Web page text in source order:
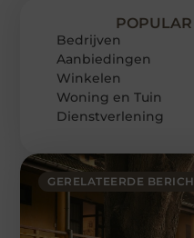
GERELATEERDE
POPULAR
Bedrijven
Aanbiedingen
Winkelen
Woning en Tuin
Dienstverlening